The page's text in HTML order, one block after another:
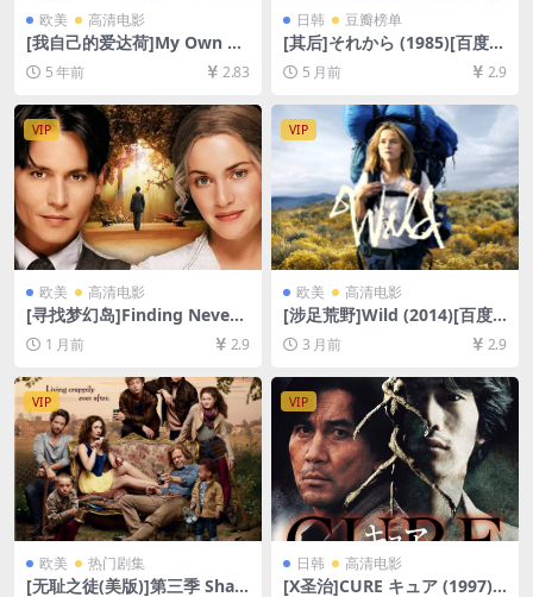
欧美 高清电影
[我自己的爱达荷]My Own Pri
vate Idaho (1991)[百度网盘
+迅雷云盘资源1080P超清未
删减][MP4/6.6GB][中英字幕]
5 年前 2.83
日韩 豆瓣榜单
[其后]それから (1985)[百度网
盘+夸克网盘1080P超清未删
减资源][网盘在线播放/下载]
[MP4/8.5GB][中文字幕]
5 月前 2.9
VIP
欧美 高清电影
[寻找梦幻岛]Finding Neverl
and (2004)[百度网盘+夸克网
盘1080P超清未删减资源][网
B][中英字幕]
1 月前 2.9
VIP
欧美 高清电影
[涉足荒野]Wild (2014)[百度
网盘+夸克网盘1080P超清未
删减资源][网盘在线播放/下
3 月前 2.9
VIP
欧美 热门剧集
[无耻之徒(美版)]第三季 Sha
VIP
日韩 高清电影
[X圣治]CURE キュア (1997)